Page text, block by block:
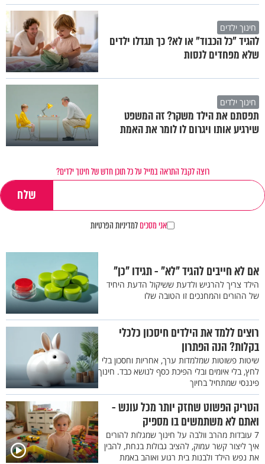
חינוך ילדים
להגיד "כל הכבוד" או לא? כך תגדלו ילדים
שלא מפחדים לנסות
חינוך ילדים
תפסתם את הילד משקר? זה המשפט
שירגיע אותו ויגרום לו לומר את האמת
רוצה לקבל התראה במייל על כל תוכן חדש של חינוך ילדים?
אני מסכיםלמדיניות הפרטיות
אם לא חייבים להגיד "לא" - תגידו "כן"
הילד צריך להרגיש ולדעת ששיקול הדעת היחיד
של ההורים והמחנכים זו הטובה שלו
רוצים ללמד את הילדים חיסכון כלכלי
בקלות? הנה הפתרון
שיטות פשוטות שמלמדות ערך, אחריות וחסכון בלי
לחץ, בלי איומים ובלי הפיכת כסף לנושא כבד. חינוך
פיננסי שמתחיל בחיוך
הטריק הפשוט שחזק יותר מכל עונש -
ואתם לא משתמשים בו מספיק
7 עובדות מהרב וולבה על חינוך שמגלות להורים
איך ליצור קשר עמוק, להציב גבולות בנחת, להבין
את נפש הילד ולבנות בית רגוע ואוהב באמת